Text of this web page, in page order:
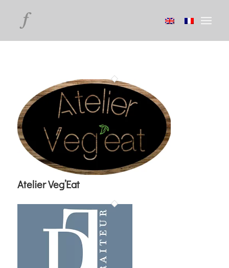
Atelier Veg’Eat